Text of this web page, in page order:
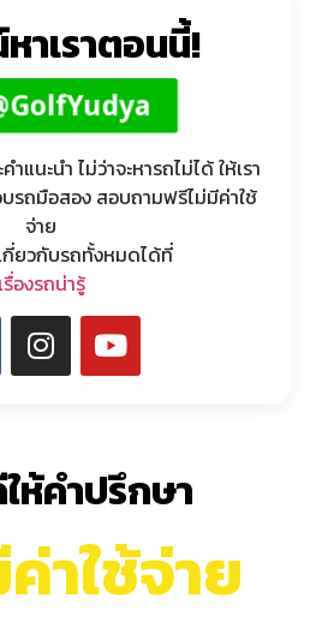
ห้คำปรึกษา
าใช้จ่าย
าเราตอนนี้!
แนะนำ ไม่ว่าจะหารถไม่ได้ ให้เรา
รถมือสอง สอบถามฟรีไม่มีค่าใช้
จ่าย
กี่ยวกับรถทั้งหมดได้ที่
เรื่องรถน่ารู้